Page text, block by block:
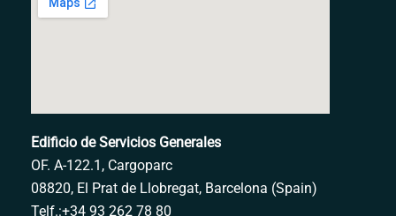
Edificio de Servicios Generales
OF. A-122.1, Cargoparc
08820, El Prat de Llobregat, Barcelona (Spain)
Telf.:+34 93 262 78 80